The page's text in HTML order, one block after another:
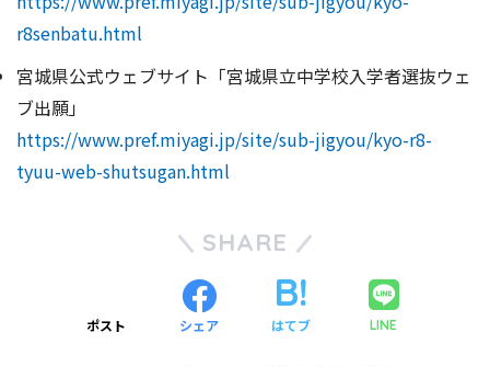
r8senbatu.html
宮城県公式ウェブサイト「宮城県立中学校入学者選抜ウェ
ブ出願」
https://www.pref.miyagi.jp/site/sub-jigyou/kyo-r8-
tyuu-web-shutsugan.html
SHARE
ポスト シェア はてブ LINE